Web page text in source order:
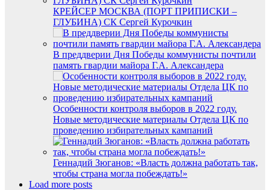
КРЕЙСЕР МОСКВА (ПОРТ ПРИПИСКИ –
ГЛУБИНА) СК Сергей Курочкин
В преддверии Дня Победы коммунисты почтили
память гвардии майора Г.А. Александера
Особенности контроля выборов в 2022 году.
Новые методические материалы Отдела ЦК по
проведению избирательных кампаний
Геннадий Зюганов: «Власть должна работать так,
чтобы страна могла побеждать!»
Load more posts